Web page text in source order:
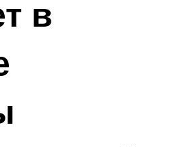
в